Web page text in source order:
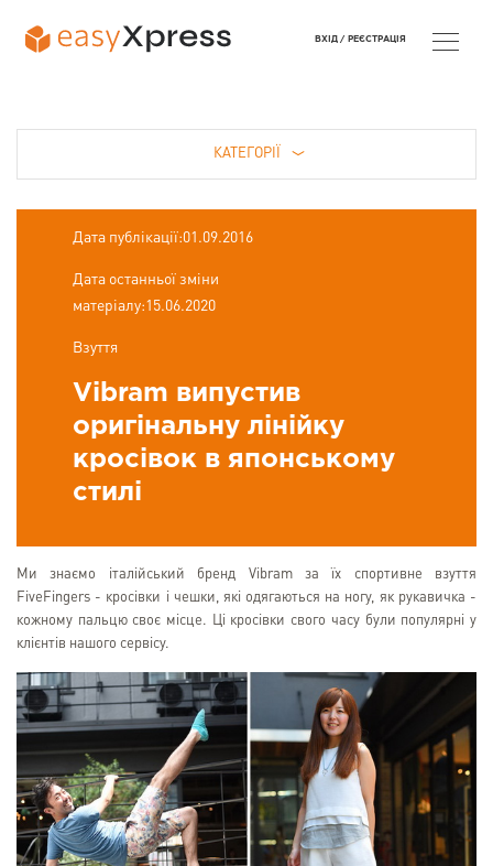
КАТЕГОРІЇ
Дата публікації:01.09.2016
Дата останньої зміни
матеріалу:15.06.2020
Взуття
Vibram випустив
оригінальну лінійку
кросівок в японському
стилі
Ми знаємо італійський бренд Vibram за їх спортивне взуття
FiveFingers - кросівки і чешки, які одягаються на ногу, як рукавичка -
кожному пальцю своє місце. Ці кросівки свого часу були популярні у
клієнтів нашого сервісу.
ВХІД / РЕЄСТРАЦІЯ